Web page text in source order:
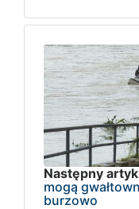
Następny
mogą
burzowo